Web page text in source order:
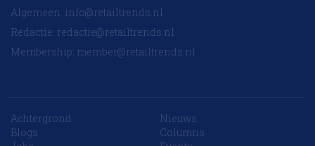
Algemeen: info@retailtrends.nl
Redactie: redactie@retailtrends.nl
Membership: member@retailtrends.nl
Achtergrond
Nieuws
Blogs
Columns
10 collega’s